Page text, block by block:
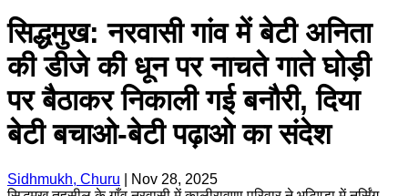
सिद्धमुख: नरवासी गांव में बेटी अनिता
की डीजे की धून पर नाचते गाते घोड़ी
पर बैठाकर निकाली गई बनौरी, दिया
बेटी बचाओ-बेटी पढ़ाओ का संदेश
Sidhmukh, Churu
Nov 28, 2025